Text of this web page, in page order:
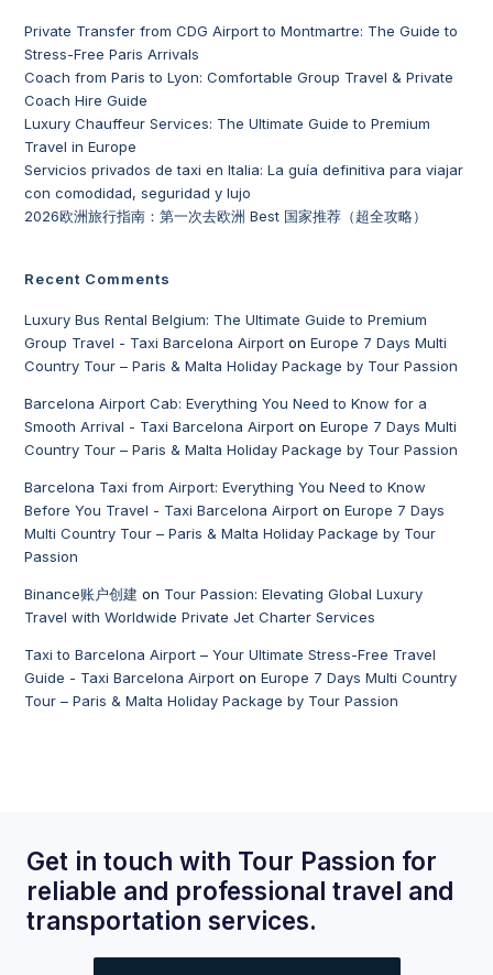
Private Transfer from CDG Airport to Montmartre: The Guide to
Stress-Free Paris Arrivals
Coach from Paris to Lyon: Comfortable Group Travel & Private
Coach Hire Guide
Luxury Chauffeur Services: The Ultimate Guide to Premium
Travel in Europe
Servicios privados de taxi en Italia: La guía definitiva para viajar
con comodidad, seguridad y lujo
2026欧洲旅行指南：第一次去欧洲 Best 国家推荐（超全攻略）
Recent Comments
Luxury Bus Rental Belgium: The Ultimate Guide to Premium
Group Travel - Taxi Barcelona Airport onEurope 7 Days Multi
Country Tour – Paris & Malta Holiday Package by Tour Passion
Barcelona Airport Cab: Everything You Need to Know for a
Smooth Arrival - Taxi Barcelona Airport onEurope 7 Days Multi
Country Tour – Paris & Malta Holiday Package by Tour Passion
Barcelona Taxi from Airport: Everything You Need to Know
Before You Travel - Taxi Barcelona Airport onEurope 7 Days
Multi Country Tour – Paris & Malta Holiday Package by Tour
Passion
Binance账户创建 on Tour Passion: Elevating Global Luxury
Travel with Worldwide Private Jet Charter Services
Taxi to Barcelona Airport – Your Ultimate Stress-Free Travel
Guide - Taxi Barcelona Airport onEurope 7 Days Multi Country
Tour – Paris & Malta Holiday Package by Tour Passion
Get in touch with Tour Passion for
reliable and professional travel and
transportation services.